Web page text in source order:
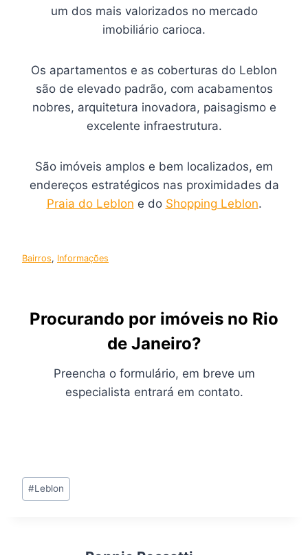
um dos mais valorizados no mercado
imobiliário carioca.
Os apartamentos e as coberturas do Leblon
são de elevado padrão, com acabamentos
nobres, arquitetura inovadora, paisagismo e
excelente infraestrutura.
São imóveis amplos e bem localizados, em
endereços estratégicos nas proximidades da
Praia do Leblon e do Shopping Leblon.
Bairros, Informações
Procurando por imóveis no Rio
de Janeiro?
Preencha o formulário, em breve um
especialista entrará em contato.
Tags
do
#Leblon